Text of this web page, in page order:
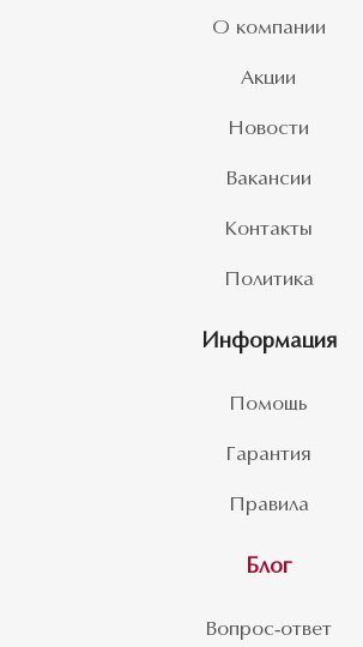
О компании
Акции
Новости
Вакансии
Контакты
Политика
Информация
Помощь
Гарантия
Правила
Блог
Вопрос-ответ